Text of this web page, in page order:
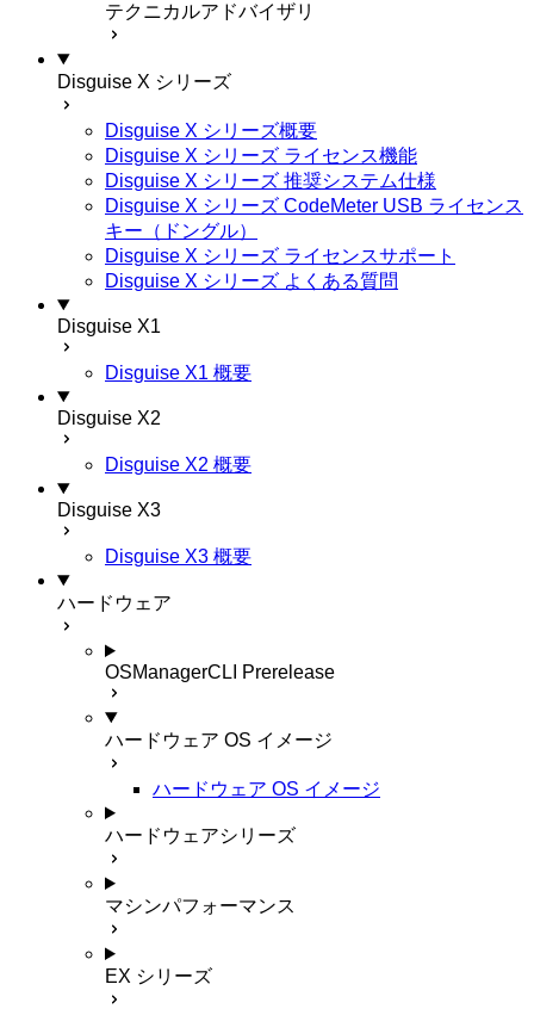
テクニカルアドバイザリ
Disguise X シリーズ
Disguise X シリーズ概要
Disguise X シリーズ ライセンス機能
Disguise X シリーズ 推奨システム仕様
Disguise X シリーズ CodeMeter USB ライセンス
キー（ドングル）
Disguise X シリーズ ライセンスサポート
Disguise X シリーズ よくある質問
Disguise X1
Disguise X1 概要
Disguise X2
Disguise X2 概要
Disguise X3
Disguise X3 概要
ハードウェア
OSManagerCLI Prerelease
ハードウェア OS イメージ
ハードウェア OS イメージ
ハードウェアシリーズ
マシンパフォーマンス
EX シリーズ